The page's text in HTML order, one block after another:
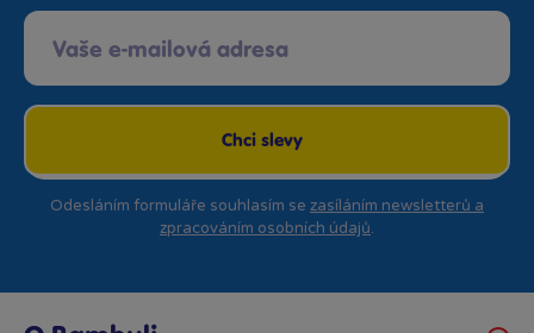
Chci slevy
Odesláním formuláře souhlasím se zasíláním newsletterů a
zpracováním osobních údajů.